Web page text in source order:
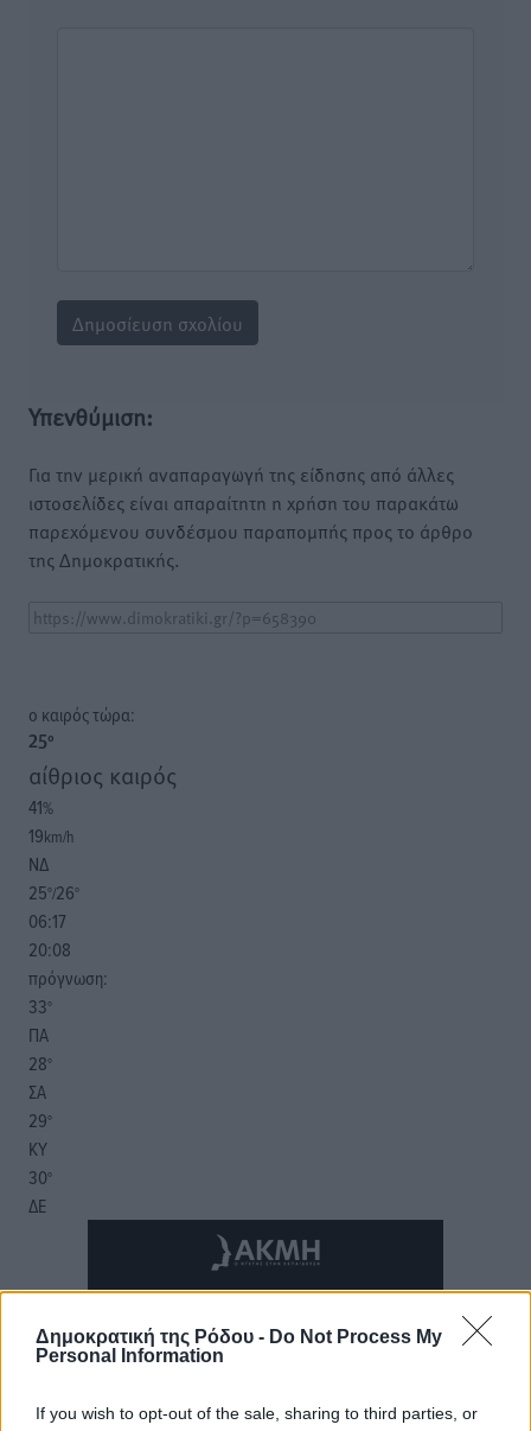
Δημοκρατική της Ρόδου - Do Not Process My
Personal Information
If you wish to opt-out of the sale, sharing to third parties, or
Υπενθύμιση:
Για την μερική αναπαραγωγή της είδησης από άλλες
ιστοσελίδες είναι απαραίτητη η χρήση του παρακάτω
παρεχόμενου συνδέσμου παραπομπής προς το άρθρο
της Δημοκρατικής.
o καιρός τώρα:
25°
αίθριος καιρός
41%
19km/h
ΝΔ
25°/26°
06:17
20:08
πρόγνωση:
33°
ΠΑ
28°
ΣΑ
29°
ΚΥ
30°
ΔΕ